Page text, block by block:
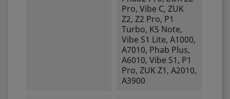
Pro, Vibe C, ZUK
Z2, Z2 Pro, P1
Turbo, K5 Note,
Vibe S1 Lite, A1000,
A7010, Phab Plus,
A6010, Vibe S1, P1
Pro, ZUK Z1, A2010,
A3900